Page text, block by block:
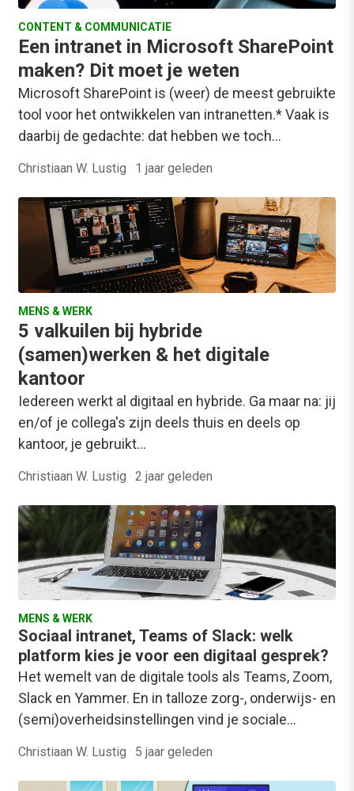
CONTENT & COMMUNICATIE
Een intranet in Microsoft SharePoint
maken? Dit moet je weten
Microsoft SharePoint is (weer) de meest gebruikte
tool voor het ontwikkelen van intranetten.* Vaak is
daarbij de gedachte: dat hebben we toch…
Christiaan W. Lustig · 1 jaar geleden
MENS & WERK
5 valkuilen bij hybride
(samen)werken & het digitale
kantoor
Iedereen werkt al digitaal en hybride. Ga maar na: jij
en/of je collega's zijn deels thuis en deels op
kantoor, je gebruikt…
Christiaan W. Lustig · 2 jaar geleden
MENS & WERK
Sociaal intranet, Teams of Slack: welk
platform kies je voor een digitaal gesprek?
Het wemelt van de digitale tools als Teams, Zoom,
Slack en Yammer. En in talloze zorg-, onderwijs- en
(semi)overheidsinstellingen vind je sociale…
Christiaan W. Lustig · 5 jaar geleden